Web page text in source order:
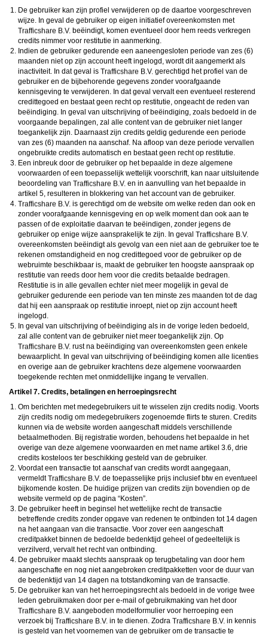
De gebruiker kan zijn profiel verwijderen op de daartoe voorgeschreven
wijze. In geval de gebruiker op eigen initiatief overeenkomsten met
beëindigt, komen eventueel door hem reeds verkregen
credits nimmer voor restitutie in aanmerking.
Indien de gebruiker gedurende een aaneengesloten periode van zes (6)
maanden niet op zijn account heeft ingelogd, wordt dit aangemerkt als
inactiviteit. In dat geval is
gerechtigd het profiel van de
gebruiker en de bijbehorende gegevens zonder voorafgaande
kennisgeving te verwijderen. In dat geval vervalt een eventueel resterend
credittegoed en bestaat geen recht op restitutie, ongeacht de reden van
beëindiging. In geval van uitschrijving of beëindiging, zoals bedoeld in de
voorgaande bepalingen, zal alle content van de gebruiker niet langer
toegankelijk zijn. Daarnaast zijn credits geldig gedurende een periode
van zes (6) maanden na aanschaf. Na afloop van deze periode vervallen
ongebruikte credits automatisch en bestaat geen recht op restitutie.
Een inbreuk door de gebruiker op het bepaalde in deze algemene
voorwaarden of een toepasselijk wettelijk voorschrift, kan naar uitsluitende
beoordeling van
en in aanvulling van het bepaalde in
artikel 5, resulteren in blokkering van het account van de gebruiker.
is gerechtigd om de website om welke reden dan ook en
zonder voorafgaande kennisgeving en op welk moment dan ook aan te
passen of de exploitatie daarvan te beëindigen, zonder jegens de
gebruiker op enige wijze aansprakelijk te zijn. In geval
overeenkomsten beëindigt als gevolg van een niet aan de gebruiker toe te
rekenen omstandigheid en nog credittegoed voor de gebruiker op de
webruimte beschikbaar is, maakt de gebruiker ten hoogste aanspraak op
restitutie van reeds door hem voor die credits betaalde bedragen.
Restitutie is in alle gevallen echter niet meer mogelijk in geval de
gebruiker gedurende een periode van ten minste zes maanden tot de dag
dat hij een aanspraak op restitutie inroept, niet op zijn account heeft
ingelogd.
In geval van uitschrijving of beëindiging als in de vorige leden bedoeld,
zal alle content van de gebruiker niet meer toegankelijk zijn. Op
rust na beëindiging van overeenkomsten geen enkele
bewaarplicht. In geval van uitschrijving of beëindiging komen alle licenties
en overige aan de gebruiker krachtens deze algemene voorwaarden
toegekende rechten met onmiddellijke ingang te vervallen.
Artikel 7. Credits, betalingen en herroepingsrecht
Om berichten met medegebruikers uit te wisselen zijn credits nodig. Voorts
zijn credits nodig om medegebruikers zogenoemde flirts te sturen. Credits
kunnen via de website worden aangeschaft middels verschillende
betaalmethoden. Bij registratie worden, behoudens het bepaalde in het
overige van deze algemene voorwaarden en met name artikel 3.6, drie
credits kosteloos ter beschikking gesteld van de gebruiker.
Voordat een transactie tot aanschaf van credits wordt aangegaan,
vermeldt
de toepasselijke prijs inclusief btw en eventueel
bijkomende kosten. De huidige prijzen van credits zijn bovendien op de
website vermeld op de pagina “Kosten”.
De gebruiker heeft in beginsel het wettelijke recht de transactie
betreffende credits zonder opgave van redenen te ontbinden tot 14 dagen
na het aangaan van die transactie. Voor zover een aangeschaft
creditpakket binnen de bedoelde bedenktijd geheel of gedeeltelijk is
verzilverd, vervalt het recht van ontbinding.
De gebruiker maakt slechts aanspraak op terugbetaling van door hem
aangeschafte en nog niet aangebroken creditpakketten voor de duur van
de bedenktijd van 14 dagen na totstandkoming van de transactie.
De gebruiker kan van het herroepingsrecht als bedoeld in de vorige twee
leden gebruikmaken door per e-mail of gebruikmaking van het door
aangeboden modelformulier voor herroeping een
verzoek bij
in te dienen. Zodra
in kennis
is gesteld van het voornemen van de gebruiker om de transactie te